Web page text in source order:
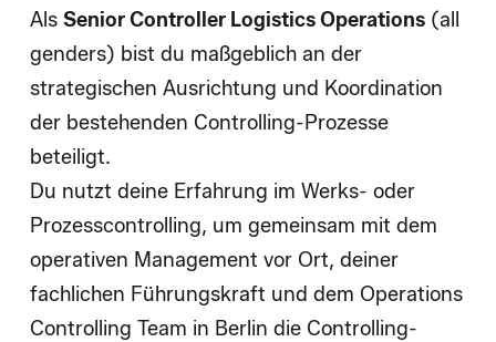
Als Senior Controller Logistics Operations (all
genders) bist du maßgeblich an der
strategischen Ausrichtung und Koordination
der bestehenden Controlling-Prozesse
beteiligt.
Du nutzt deine Erfahrung im Werks- oder
Prozesscontrolling, um gemeinsam mit dem
operativen Management vor Ort, deiner
fachlichen Führungskraft und dem Operations
Controlling Team in Berlin die Controlling-